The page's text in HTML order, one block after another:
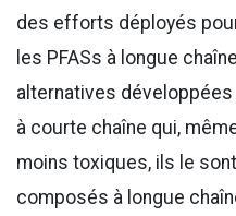
des efforts déployés
les PFASs à longue
alternatives
à courte chaîne qui,
moins toxiques, ils le
composés à longue